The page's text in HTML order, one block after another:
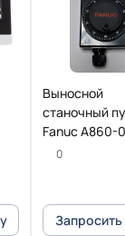
Выносной
станочный
Fanuc A860-
T013
0